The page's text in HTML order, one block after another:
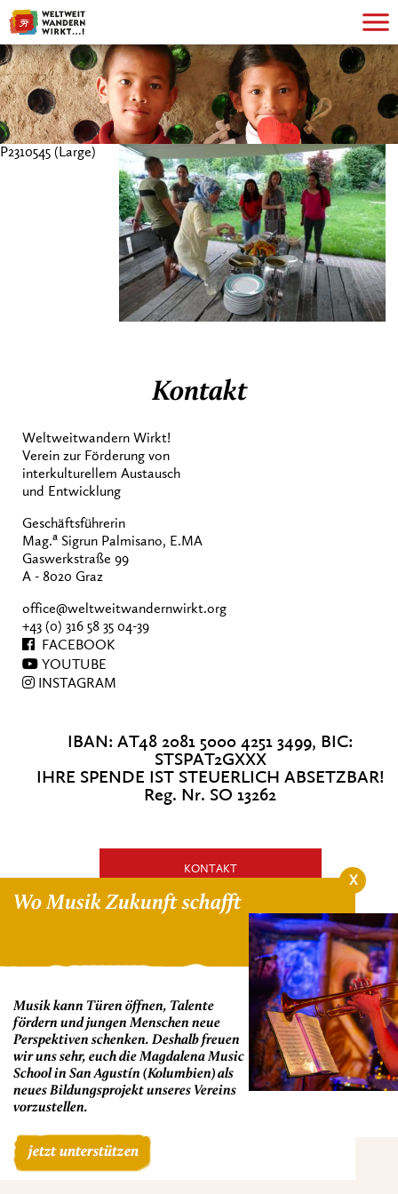
X
Wo Musik Zukunft schafft
Musik kann Türen öffnen, Talente
fördern und jungen Menschen neue
Perspektiven schenken. Deshalb freuen
wir uns sehr, euch die Magdalena Music
School in San Agustín (Kolumbien) als
neues Bildungsprojekt unseres Vereins
vorzustellen.
P2310545 (Large)
Kontakt
Weltweitwandern Wirkt!
Verein zur Förderung von
interkulturellem Austausch
und Entwicklung
Geschäftsführerin
Mag.a Sigrun Palmisano, E.MA
Gaswerkstraße 99
A - 8020 Graz
office@weltweitwandernwirkt.org
+43 (0) 316 58 35 04-39
FACEBOOK
YOUTUBE
INSTAGRAM
IBAN: AT48 2081 5000 4251 3499, BIC:
STSPAT2GXXX
IHRE SPENDE IST STEUERLICH ABSETZBAR!
Reg. Nr. SO 13262
KONTAKT
HIER SPENDEN!
NEWSLETTER ANMELDEN